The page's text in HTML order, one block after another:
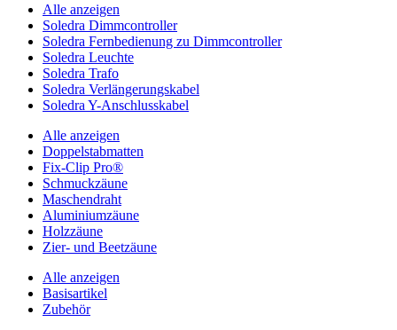
Alle anzeigen
Soledra Dimmcontroller
Soledra Fernbedienung zu Dimmcontroller
Soledra Leuchte
Soledra Trafo
Soledra Verlängerungskabel
Soledra Y-Anschlusskabel
Alle anzeigen
Doppelstabmatten
Fix-Clip Pro®
Schmuckzäune
Maschendraht
Aluminiumzäune
Holzzäune
Zier- und Beetzäune
Alle anzeigen
Basisartikel
Zubehör